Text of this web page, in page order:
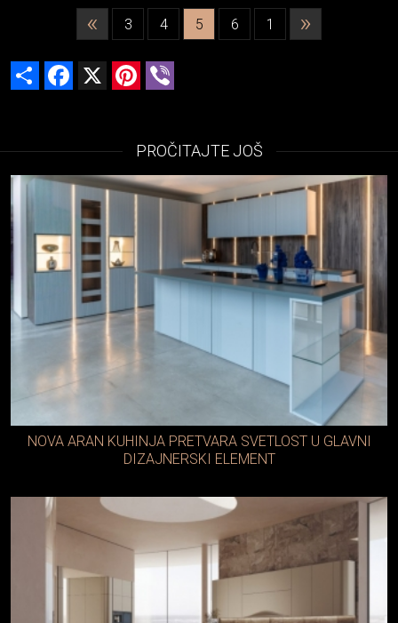
« 3 4 5 6 1 »
Share Facebook Pinterest
PROČITAJTE JOŠ
NOVA ARAN KUHINJA PRETVARA SVETLOST U GLAVNI
DIZAJNERSKI ELEMENT